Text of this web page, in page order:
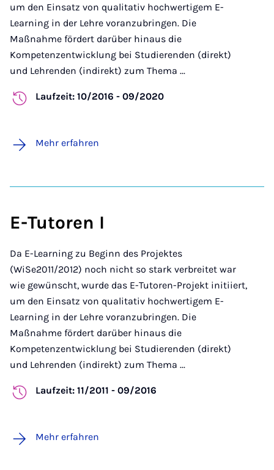
um den Einsatz von qualitativ hochwertigem E-
Learning in der Lehre voranzubringen. Die
Maßnahme fördert darüber hinaus die
Kompetenzentwicklung bei Studierenden (direkt)
und Lehrenden (indirekt) zum Thema ...
Laufzeit: 10/2016 - 09/2020
Mehr erfahren
E-Tutoren I
Da E-Learning zu Beginn des Projektes
(WiSe2011/2012) noch nicht so stark verbreitet war
wie gewünscht, wurde das E-Tutoren-Projekt initiiert,
um den Einsatz von qualitativ hochwertigem E-
Learning in der Lehre voranzubringen. Die
Maßnahme fördert darüber hinaus die
Kompetenzentwicklung bei Studierenden (direkt)
und Lehrenden (indirekt) zum Thema ...
Laufzeit: 11/2011 - 09/2016
Mehr erfahren